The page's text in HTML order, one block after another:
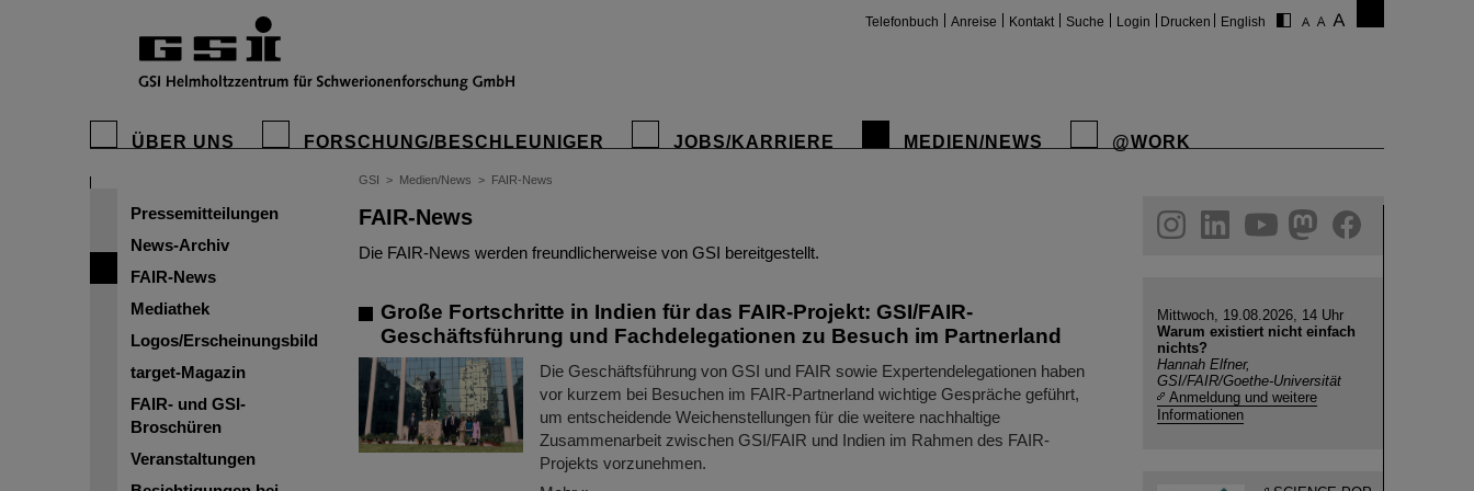
Telefonbuch Anreise Kontakt Suche Login Drucken English
ÜBER UNS FORSCHUNG/BESCHLEUNIGER JOBS/KARRIERE MEDIEN/NEWS @WORK
Pressemitteilungen
News-Archiv
FAIR-News
Mediathek
Logos/Erscheinungsbild
target-Magazin
FAIR- und GSI-
Broschüren
Veranstaltungen
GSI > Medien/News > FAIR-News
FAIR-News
Die FAIR-News werden freundlicherweise von GSI bereitgestellt.
Große Fortschritte in Indien für das FAIR-Projekt: GSI/FAIR-
Geschäftsführung und Fachdelegationen zu Besuch im Partnerland
Die Geschäftsführung von GSI und FAIR sowie Expertendelegationen haben
vor kurzem bei Besuchen im FAIR-Partnerland wichtige Gespräche geführt,
um entscheidende Weichenstellungen für die weitere nachhaltige
Zusammenarbeit zwischen GSI/FAIR und Indien im Rahmen des FAIR-
Projekts vorzunehmen.
helmholtz.social
facebook
Mittwoch, 19.08.2026, 14 Uhr
Warum existiert nicht einfach
nichts?
Hannah Elfner,
GSI/FAIR/Goethe-Universität
Anmeldung und weitere
Informationen